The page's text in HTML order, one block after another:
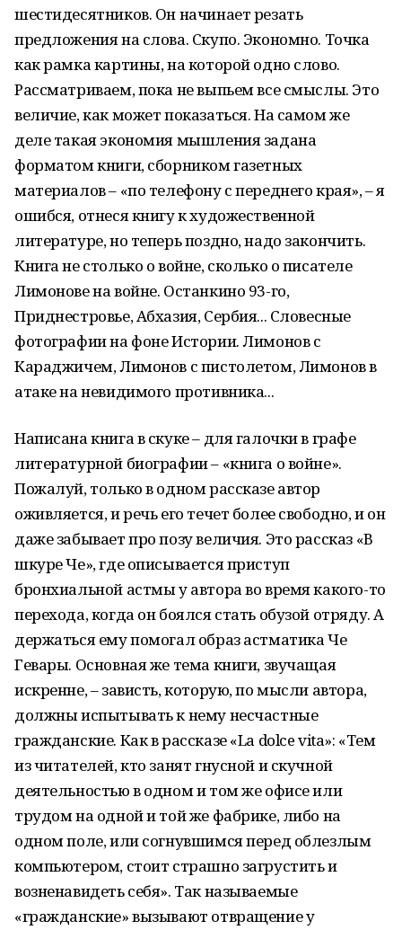
шестидесятников. Он начинает резать
предложения на слова. Скупо. Экономно. Точка
как рамка картины, на которой одно слово.
Рассматриваем, пока не выпьем все смыслы. Это
величие, как может показаться. На самом же
деле такая экономия мышления задана
форматом книги, сборником газетных
материалов – «по телефону с переднего края», – я
ошибся, отнеся книгу к художественной
литературе, но теперь поздно, надо закончить.
Книга не столько о войне, сколько о писателе
Лимонове на войне. Останкино 93-го,
Приднестровье, Абхазия, Сербия... Словесные
фотографии на фоне Истории. Лимонов с
Караджичем, Лимонов с пистолетом, Лимонов в
атаке на невидимого противника...
Написана книга в скуке – для галочки в графе
литературной биографии – «книга о войне».
Пожалуй, только в одном рассказе автор
оживляется, и речь его течет более свободно, и он
даже забывает про позу величия. Это рассказ «В
шкуре Че», где описывается приступ
бронхиальной астмы у автора во время какого-то
перехода, когда он боялся стать обузой отряду. А
держаться ему помогал образ астматика Че
Гевары. Основная же тема книги, звучащая
искренне, – зависть, которую, по мысли автора,
должны испытывать к нему несчастные
гражданские. Как в рассказе «La dolce vita»: «Тем
из читателей, кто занят гнусной и скучной
деятельностью в одном и том же офисе или
трудом на одной и той же фабрике, либо на
одном поле, или согнувшимся перед облезлым
компьютером, стоит страшно загрустить и
возненавидеть себя». Так называемые
«гражданские» вызывают отвращение у